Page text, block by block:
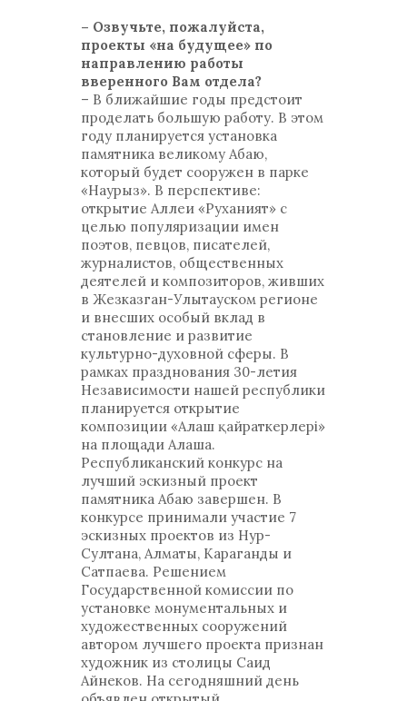
– Озвучьте, пожалуйста,
проекты «на будущее» по
направлению работы
вверенного Вам отдела?
– В ближайшие годы предстоит
проделать большую работу. В этом
году планируется установка
памятника великому Абаю,
который будет сооружен в парке
«Наурыз». В перспективе:
открытие Аллеи «Руханият» с
целью популяризации имен
поэтов, певцов, писателей,
журналистов, общественных
деятелей и композиторов, живших
в Жезказган-Улытауском регионе
и внесших особый вклад в
становление и развитие
культурно-духовной сферы. В
рамках празднования 30-летия
Независимости нашей республики
планируется открытие
композиции «Алаш қайраткерлері»
на площади Алаша.
Республиканский конкурс на
лучший эскизный проект
памятника Абаю завершен. В
конкурсе принимали участие 7
эскизных проектов из Нур-
Султана, Алматы, Караганды и
Сатпаева. Решением
Государственной комиссии по
установке монументальных и
художественных сооружений
автором лучшего проекта признан
художник из столицы Саид
Айнеков. На сегодняшний день